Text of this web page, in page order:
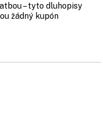
– tyto dluhopisy
žádný kupón